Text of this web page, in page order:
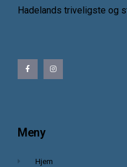
Hadelands triveligste og
Meny
Hjem